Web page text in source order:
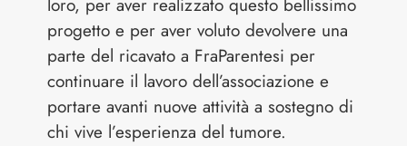
loro, per aver realizzato questo bellissimo
progetto e per aver voluto devolvere una
parte del ricavato a FraParentesi per
continuare il lavoro dell’associazione e
portare avanti nuove attività a sostegno di
chi vive l’esperienza del tumore.